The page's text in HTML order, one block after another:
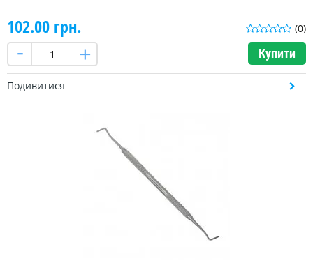
(0)
102.00 грн.
Купити
Подивитися